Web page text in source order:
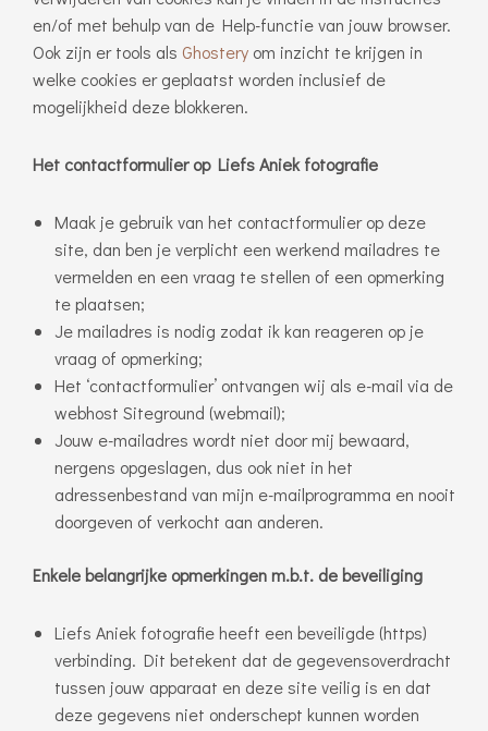
en/of met behulp van de Help-functie van jouw browser.
Ook zijn er tools als Ghostery om inzicht te krijgen in
welke cookies er geplaatst worden inclusief de
mogelijkheid deze blokkeren.
Het contactformulier op Liefs Aniek fotografie
Maak je gebruik van het contactformulier op deze
site, dan ben je verplicht een werkend mailadres te
vermelden en een vraag te stellen of een opmerking
te plaatsen;
Je mailadres is nodig zodat ik kan reageren op je
vraag of opmerking;
Het ‘contactformulier’ ontvangen wij als e-mail via de
webhost Siteground (webmail);
Jouw e-mailadres wordt niet door mij bewaard,
nergens opgeslagen, dus ook niet in het
adressenbestand van mijn e-mailprogramma en nooit
doorgeven of verkocht aan anderen.
Enkele belangrijke opmerkingen m.b.t. de beveiliging
Liefs Aniek fotografie heeft een beveiligde (https)
verbinding. Dit betekent dat de gegevensoverdracht
tussen jouw apparaat en deze site veilig is en dat
deze gegevens niet onderschept kunnen worden